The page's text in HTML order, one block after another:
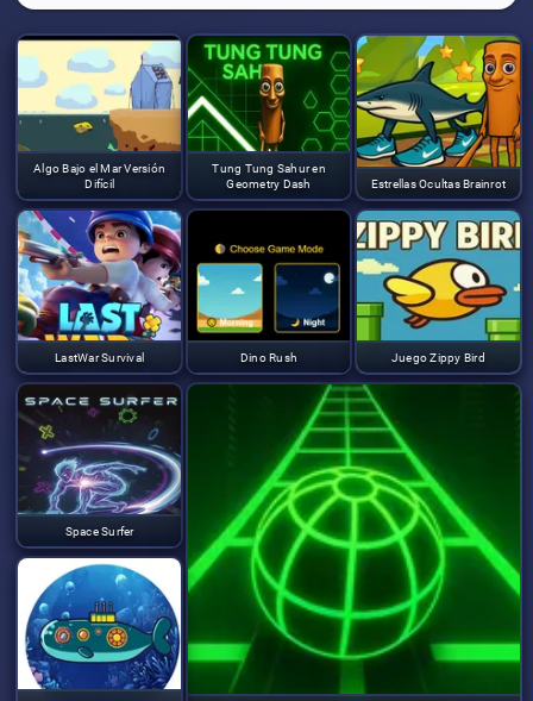
Algo Bajo el Mar Versión
Difícil
Tung Tung Sahur en
Geometry Dash
Estrellas Ocultas Brainrot
LastWar Survival Dino Rush Juego Zippy Bird
Space Surfer